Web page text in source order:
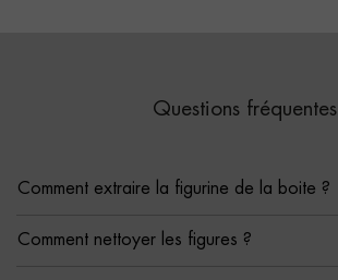
Questions fréquentes
Comment extraire la figurine de la boite ?
Comment nettoyer les figures ?